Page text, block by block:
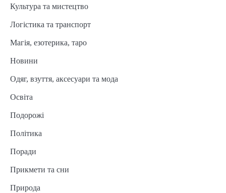
Культура та мистецтво
Логістика та транспорт
Магія, езотерика, таро
Новини
Одяг, взуття, аксесуари та мода
Освіта
Подорожі
Політика
Поради
Прикмети та сни
Природа